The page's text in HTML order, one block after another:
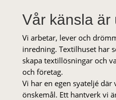
Vår känsla är
Vi arbetar, lever och
inredning. Textilhuset har
skapa textillösningar och
och företag.
Vi har en egen syateljé där
önskemål. Ett hantverk vi